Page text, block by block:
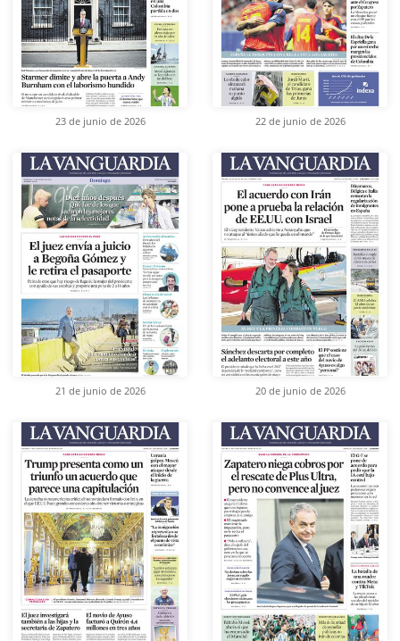
23 de junio de 2026 22 de junio de 2026
21 de junio de 2026 20 de junio de 2026